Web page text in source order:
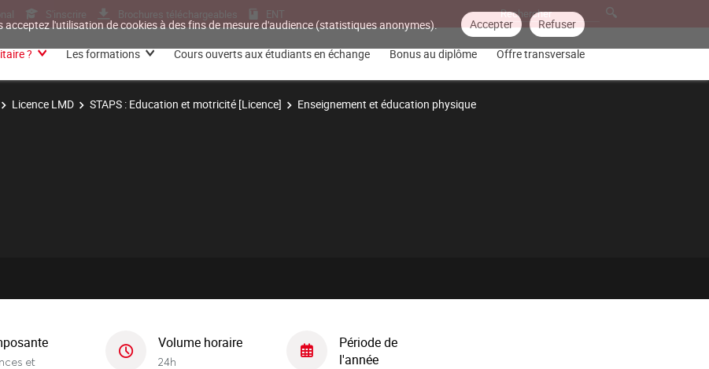
l'utilisation de cookies à des fins de mesure d'audience (statistiques anonymes). Accepter Refuser
S'inscrire Brochures téléchargeables ENT
? Les formations Cours ouverts aux étudiants en échange Bonus au diplôme Offre transversale
Licence LMD STAPS : Education et motricité [Licence]
Enseignement et éducation physique
et
Volume horaire
24h
Période de
l'année